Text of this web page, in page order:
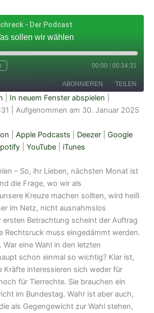
- Der Podcast
sollen wir wählen
00:00 / 00:34:31
ABONNIEREN TEILEN
Apple Podcasts
Spotify
In neuem Fenster abspielen
Aufgenommen am 30. Januar 2025
Apple Podcasts Deezer
Google
YouTube iTunes
– So, ihr Lieben, nächsten Monat ist
die Frage, wo wir als
Kreuze machen sollten, wird heiß
im Netz, nicht ausnahmslos
ersten Betrachtung scheint der Auftrag
Rechtsruck muss eingedämmt werden.
War eine Wahl in den letzten
schon einmal so wichtig? Klar ist,
Kräfte interessieren sich weder für
für Tierrechte. Sie brauchen ein
im Bundestag. Wahr ist aber auch,
als Gegengewicht zur Wahl stehen,